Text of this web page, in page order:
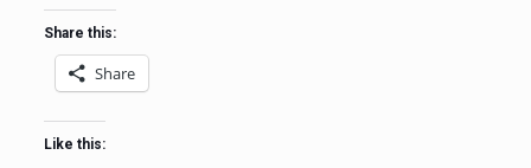
Share this:
Share
Like this: